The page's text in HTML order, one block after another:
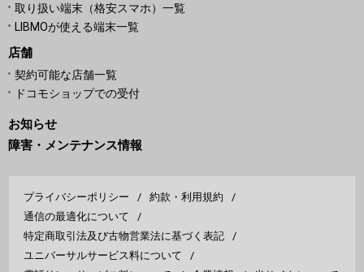
取り扱い端末（格安スマホ）一覧
LIBMOが使える端末一覧
店舗
契約可能な店舗一覧
ドコモショップでの受付
お知らせ
障害・メンテナンス情報
プライバシーポリシー
約款・利用規約
通信の最適化について
特定商取引法及び古物営業法に基づく表記
ユニバーサルサービス料について